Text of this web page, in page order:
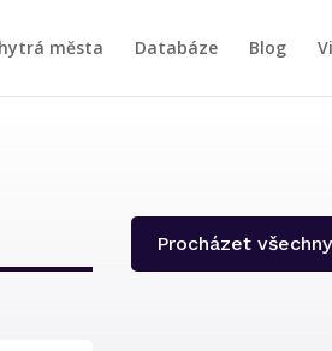
města Databáze Blog
Procházet